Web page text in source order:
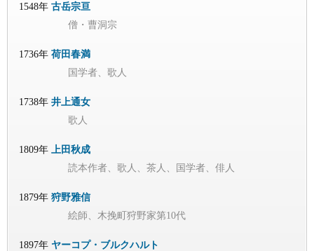
1548年 古岳宗亘
僧・曹洞宗
1736年 荷田春満
国学者、歌人
1738年 井上通女
歌人
1809年
上田秋成
読本作者、歌人、茶人、国学者、俳人
1879年 狩野雅信
絵師、木挽町狩野家第10代
1897年 ヤーコプ・ブルクハルト